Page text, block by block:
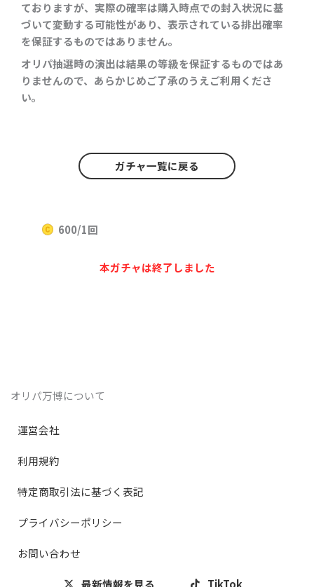
ておりますが、実際の確率は購入時点での封入状況に基
づいて変動する可能性があり、表示されている排出確率
を保証するものではありません。
オリパ抽選時の演出は結果の等級を保証するものではあ
りませんので、あらかじめご了承のうえご利用くださ
い。
ガチャ一覧に戻る
600/1回
本ガチャは終了しました
オリパ万博について
運営会社
利用規約
特定商取引法に基づく表記
プライバシーポリシー
お問い合わせ
最新情報を見る TikTok